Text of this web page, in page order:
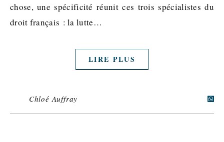
chose, une spécificité réunit ces trois spécialistes du
droit français : la lutte…
LIRE PLUS
Chloé Auffray